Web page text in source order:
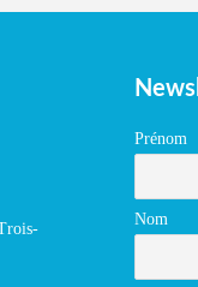
Prénom
Nom